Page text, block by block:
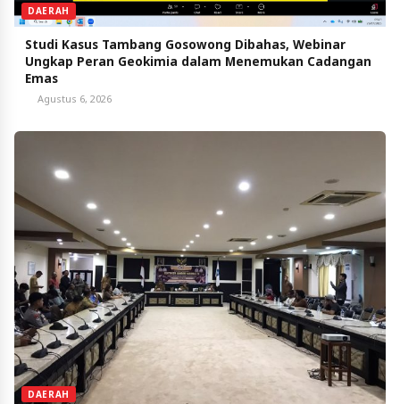
DAERAH
Studi Kasus Tambang Gosowong Dibahas, Webinar
Ungkap Peran Geokimia dalam Menemukan Cadangan
Emas
Agustus 6, 2026
DAERAH